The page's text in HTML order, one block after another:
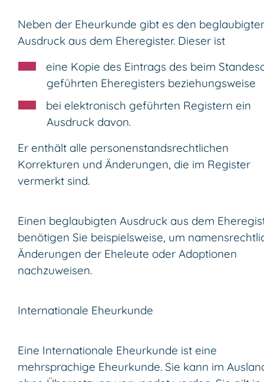
Neben der Eheurkunde gibt es den
Ausdruck aus dem Eheregister. Dieser ist
eine Kopie des Eintrags des beim
geführten Eheregisters beziehungsweise
bei elektronisch geführten Registern ein
Ausdruck davon.
Er enthält alle personenstandsrechtlichen
Korrekturen und Änderungen, die im Register
vermerkt sind.
Einen beglaubigten Ausdruck aus dem
benötigen Sie beispielsweise, um
Änderungen der Eheleute oder Adoptionen
nachzuweisen.
Internationale Eheurkunde
Eine Internationale Eheurkunde ist eine
mehrsprachige Eheurkunde. Sie kann im